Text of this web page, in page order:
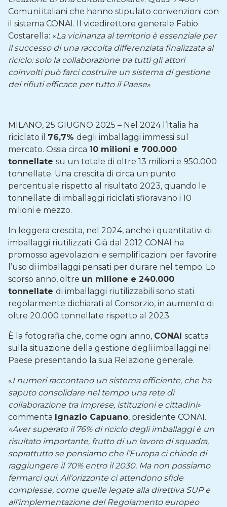
Comuni italiani che hanno stipulato convenzioni con
il sistema CONAI. Il vicedirettore generale Fabio
Costarella: «La vicinanza al territorio è essenziale per
il successo di una raccolta differenziata finalizzata al
riciclo: solo la collaborazione tra tutti gli attori
coinvolti può farci costruire un sistema di gestione
dei rifiuti efficace per tutto il Paese»
MILANO, 25 GIUGNO 2025 – Nel 2024 l’Italia ha
riciclato il 76,7% degli imballaggi immessi sul
mercato. Ossia circa 10 milioni e 700.000
tonnellate su un totale di oltre 13 milioni e 950.000
tonnellate. Una crescita di circa un punto
percentuale rispetto al risultato 2023, quando le
tonnellate di imballaggi riciclati sfioravano i 10
milioni e mezzo.
In leggera crescita, nel 2024, anche i quantitativi di
imballaggi riutilizzati. Già dal 2012 CONAI ha
promosso agevolazioni e semplificazioni per favorire
l’uso di imballaggi pensati per durare nel tempo. Lo
scorso anno, oltre un milione e 240.000
tonnellate di imballaggi riutilizzabili sono stati
regolarmente dichiarati al Consorzio, in aumento di
oltre 20.000 tonnellate rispetto al 2023.
È la fotografia che, come ogni anno, CONAI scatta
sulla situazione della gestione degli imballaggi nel
Paese presentando la sua Relazione generale.
«I numeri raccontano un sistema efficiente, che ha
saputo consolidare nel tempo una rete di
collaborazione tra imprese, istituzioni e cittadini»
commenta Ignazio Capuano, presidente CONAI.
«Aver superato il 76% di riciclo degli imballaggi è un
risultato importante, frutto di un lavoro di squadra,
soprattutto se pensiamo che l’Europa ci chiede di
raggiungere il 70% entro il 2030. Ma non possiamo
fermarci qui. All’orizzonte ci attendono sfide
complesse, come quelle legate alla direttiva SUP e
all’implementazione del Regolamento europeo